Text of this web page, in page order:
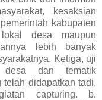
kesaksian
kabupaten
desa maupun
lebih banyak
Ketiga, uji
desa dan tematik
telah didapatkan tadi,
capturing. b.